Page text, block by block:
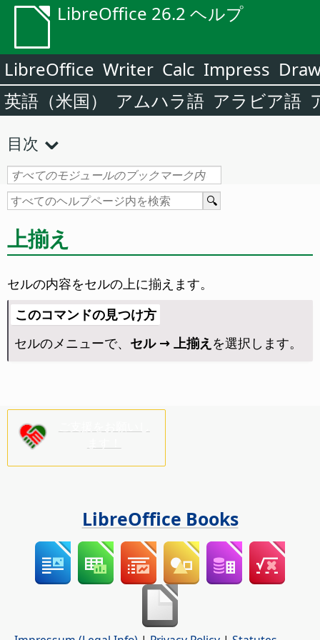
LibreOffice 26.2 ヘルプ
LibreOffice Writer Calc Impress
英語（米国）
アムハラ語 アラビア語
目次
上揃え
セルの内容をセルの上に揃えます。
このコマンドの見つけ方
セルのメニューで、 セル → 上揃え を選択します。
LibreOffice Books